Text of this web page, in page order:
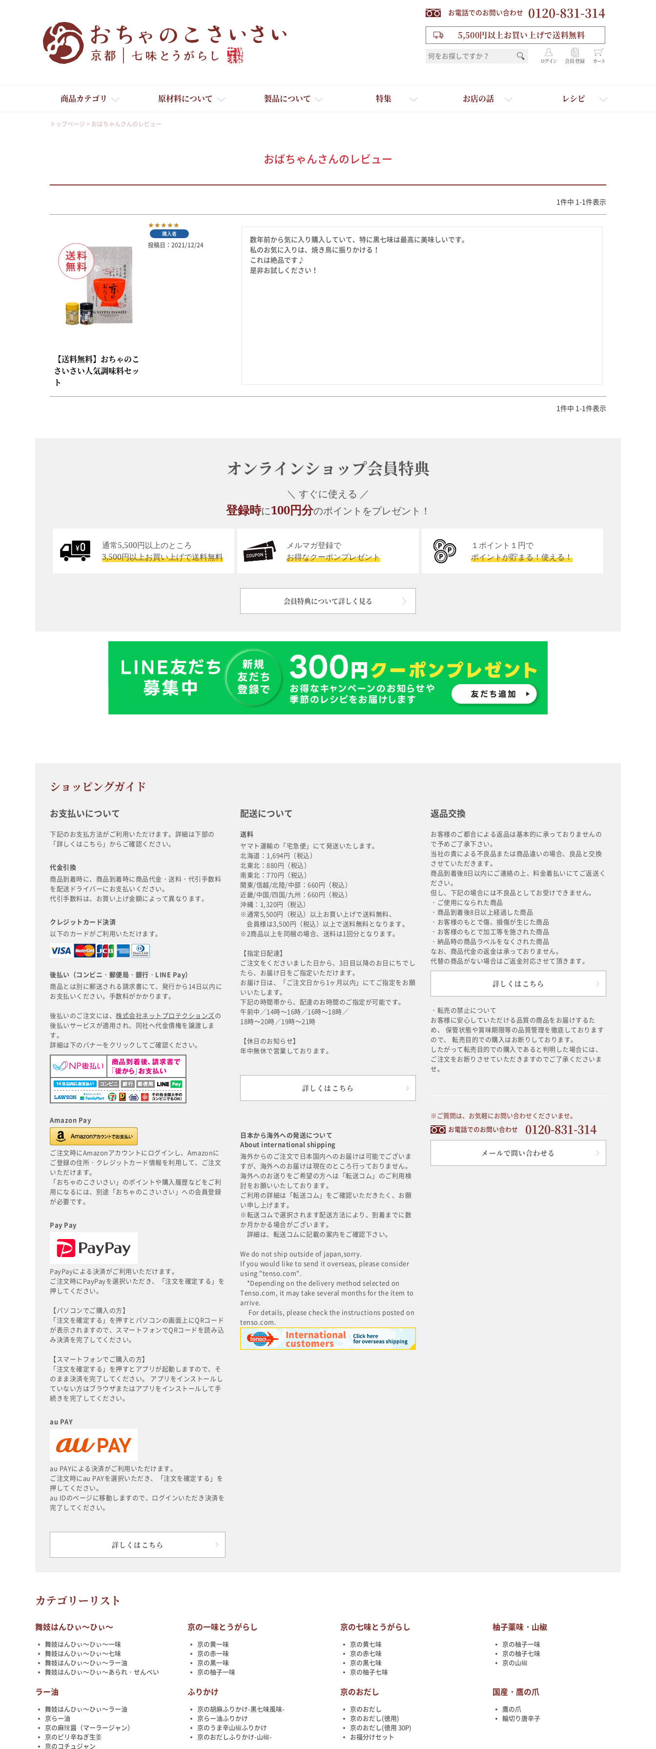
お電話でのお問い合わせ 0120-831-314
5,500円以上お買い上げで送料無料
ログイン 会員登録 カート
商品カテゴリ
京の一味とうがらし
京の七味とうがらし
柚子薬味・山椒
ラー油
ふりかけ
送料無料
お土産・ギフト 贈る人に合わせて一味・七味を選ぶ
原材料について 製品について 特集 お店の話 レシピ
トップページ おばちゃんさんのレビュー
おばちゃんさんのレビュー
1 件中 1 -1 件表示
【送料無料】おちゃのこ
さいさい人気調味料セッ
ト
購入者
投稿日 2021/12/24
数年前から気に入り購入していて、特に黒七味は最高に美味しいです。
私のお気に入りは、焼き鳥に振りかける！
これは絶品です♪
是非お試しください！
1 件中 1 -1 件表示
オンラインショップ会員特典
＼ すぐに使える ／
登録時に100円分のポイントをプレゼント！
通常5,500円以上のところ
3,500円以上お買い上げで送料無料
メルマガ登録で
お得なクーポンプレゼント
１ポイント１円で
ポイントが貯まる！使える！
会員特典について詳しく見る
ショッピングガイド
お支払いについて
下記のお支払方法がご利用いただけます。詳細は下部の
「詳しくはこちら」からご確認ください。
代金引換
商品到着時に、商品到着時に商品代金・送料・代引手数料
を配送ドライバーにお支払いください。
代引手数料は、お買い上げ金額によって異なります。
クレジットカード決済
以下のカードがご利用いただけます。
後払い（コンビニ・郵便局・銀行・LINE Pay）
商品とは別に郵送される請求書にて、発行から14日以内に
お支払いください。手数料がかかります。
後払いのご注文には、株式会社ネットプロテクションズの
後払いサービスが適用され、同社へ代金債権を譲渡しま
す。
詳細は下のバナーをクリックしてご確認ください。
Amazon Pay
ご注文時にAmazonアカウントにログインし、Amazonに
ご登録の住所・クレジットカード情報を利用して、ご注文
いただけます。
「おちゃのこさいさい」のポイントや購入履歴などをご利
用になるには、別途「おちゃのこさいさい」への会員登録
が必要です。
Pay Pay
PayPayによる決済がご利用いただけます。
ご注文時にPayPayを選択いただき、「注文を確定する」を
押してください。
【パソコンでご購入の方】
「注文を確定する」を押すとパソコンの画面上にQRコード
が表示されますので、スマートフォンでQRコードを読み込
み決済を完了してください。
【スマートフォンでご購入の方】
「注文を確定する」を押すとアプリが起動しますので、そ
のまま決済を完了してください。 アプリをインストールし
ていない方はブラウザまたはアプリをインストールして手
続きを完了してください。
au PAY
au PAYによる決済がご利用いただけます。
ご注文時にau PAYを選択いただき、「注文を確定する」を
押してください。
au IDのページに移動しますので、ログインいただき決済を
完了してください。
詳しくはこちら
配送について
送料
ヤマト運輸の「宅急便」にて発送いたします。
北海道：1,694円（税込）
北東北：880円（税込）
南東北：770円（税込）
関東/信越/北陸/中部：660円（税込）
近畿/中国/四国/九州：660円（税込）
沖縄：1,320円（税込）
※通常5,500円（税込）以上お買い上げで送料無料、
会員様は3,500円（税込）以上で送料無料となります。
※2商品以上を同梱の場合、送料は1回分となります。
【指定日配達】
ご注文をくださいました日から、3日目以降のお日にちでし
たら、お届け日をご指定いただけます。
お届け日は、「ご注文日から1ヶ月以内」にてご指定をお願
いいたします。
下記の時間帯から、配達のお時間のご指定が可能です。
午前中／14時～16時／16時～18時／
18時～20時／19時～21時
【休日のお知らせ】
年中無休で営業しております。
詳しくはこちら
日本から海外への発送について
About international shipping
海外からのご注文で日本国内へのお届けは可能でございま
すが、海外へのお届けは現在のところ行っておりません。
海外へのお送りをご希望の方へは「転送コム」のご利用検
討をお願いいたしております。
ご利用の詳細は「転送コム」をご確認いただきたく、お願
い申し上げます。
※転送コムで選択されます配送方法により、到着までに数
か月かかる場合がございます。
詳細は、転送コムに記載の案内をご確認下さい。
We do not ship outside of japan,sorry.
If you would like to send it overseas, please consider
using "tenso.com".
*Depending on the delivery method selected on
Tenso.com, it may take several months for the item to
arrive.
For details, please check the instructions posted on
tenso.com.
返品交換
お客様のご都合による返品は基本的に承っておりませんの
で予めご了承下さい。
当社の責による不良品または商品違いの場合、良品と交換
させていただきます。
商品到着後8日以内にご連絡の上、料金着払いにてご返送く
ださい。
但し、下記の場合には不良品としてお受けできません。
・ご使用になられた商品
・商品到着後8日以上経過した商品
・お客様のもとで傷、損傷が生じた商品
・お客様のもとで加工等を施された商品
・納品時の商品ラベルをなくされた商品
なお、商品代金の返金は承っておりません。
代替の商品がない場合はご返金対応させて頂きます。
詳しくはこちら
・転売の禁止について
お客様に安心していただける品質の商品をお届けするた
め、 保管状態や賞味期限等の品質管理を徹底しております
ので、 転売目的での購入はお断りしております。
したがって転売目的での購入であると判明した場合には、
ご注文をお断りさせていただきますのでご了承くださいま
せ。
※ご質問は、お気軽にお問い合わせくださいませ。
お電話でのお問い合わせ 0120-831-314
メールで問い合わせる
カテゴリーリスト
舞妓はんひぃ～ひぃ～
舞妓はんひぃ～ひぃ～一味
舞妓はんひぃ～ひぃ～七味
舞妓はんひぃ～ひぃ～ラー油
舞妓はんひぃ～ひぃ～あられ・せんべい
京の一味とうがらし
京の黄一味
京の赤一味
京の黒一味
京の柚子一味
京の七味とうがらし
京の黄七味
京の赤七味
京の黒七味
京の柚子七味
柚子薬味・山椒
京の柚子一味
京の柚子七味
京の山椒
ラー油
舞妓はんひぃ～ひぃ～ラー油
京らー油
京の麻辣醤（マーラージャン）
京のピリ辛ねぎ生姜
京のコチュジャン
ふりかけ
京の胡麻ふりかけ-黒七味風味-
京らー油ふりかけ
京のうま辛山椒ふりかけ
京のおだしふりかけ-山椒-
京のおだし
京のおだし
京のおだし(徳用)
京のおだし(徳用 30P)
お福分けセット
国産・鷹の爪
鷹の爪
輪切り唐辛子